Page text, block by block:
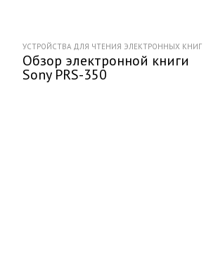
УСТРОЙСТВА ДЛЯ ЧТЕНИЯ ЭЛЕКТРОННЫХ КНИГ
Обзор электронной книги
Sony PRS-350